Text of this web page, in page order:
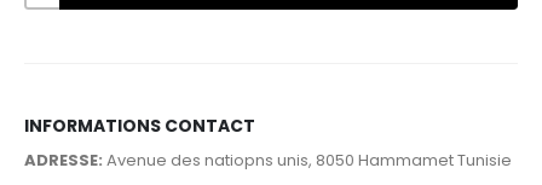
INFORMATIONS CONTACT
ADRESSE: Avenue des natiopns unis, 8050 Hammamet Tunisie